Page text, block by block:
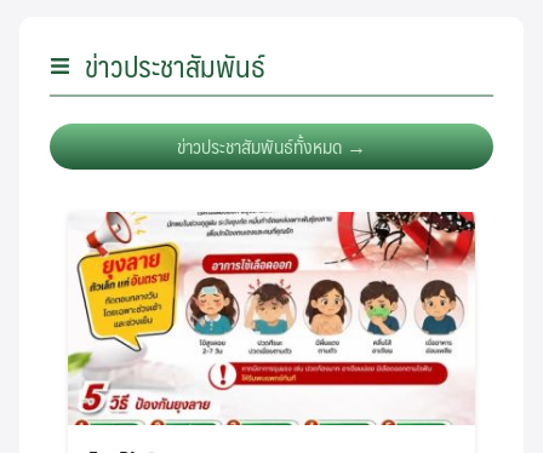
ข่าวประชาสัมพันธ์
ข่าวประชาสัมพันธ์ทั้งหมด →